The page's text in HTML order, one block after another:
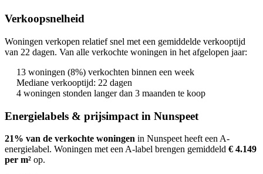
Verkoopsnelheid
Woningen verkopen relatief snel met een gemiddelde verkooptijd
van 22 dagen. Van alle verkochte woningen in het afgelopen jaar:
13 woningen (8%) verkochten binnen een week
Mediane verkooptijd: 22 dagen
4 woningen stonden langer dan 3 maanden te koop
Energielabels & prijsimpact in Nunspeet
21% van de verkochte woningen in Nunspeet heeft een A-
energielabel. Woningen met een A-label brengen gemiddeld € 4.149
per m² op.